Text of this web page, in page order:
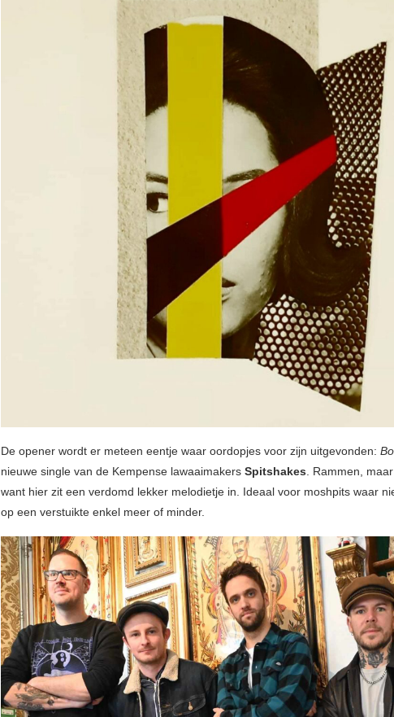
De opener wordt er meteen eentje waar oordopjes voor zijn uitgevonden:
nieuwe single van de Kempense lawaaimakers Spitshakes. Rammen,
want hier zit een verdomd lekker melodietje in. Ideaal voor moshpits waar
op een verstuikte enkel meer of minder.